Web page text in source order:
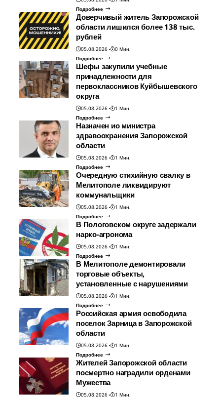
Подробнее
Доверчивый житель Запорожской
области лишился более 138 тыс.
рублей
05.08.2026
0 Мин.
Подробнее
Шефы закупили учебные
принадлежности для
первоклассников Куйбышевского
округа
05.08.2026
1 Мин.
Подробнее
Назначен ио министра
здравоохранения Запорожской
области
05.08.2026
1 Мин.
Подробнее
Очередную стихийную свалку в
Мелитополе ликвидируют
коммунальщики
05.08.2026
1 Мин.
Подробнее
В Пологовском округе задержали
нарко-агронома
05.08.2026
1 Мин.
Подробнее
В Мелитополе демонтировали
торговые объекты,
установленные с нарушениями
05.08.2026
1 Мин.
Подробнее
Российская армия освободила
поселок Зарница в Запорожской
области
05.08.2026
1 Мин.
Подробнее
Жителей Запорожской области
посмертно наградили орденами
Мужества
05.08.2026
1 Мин.